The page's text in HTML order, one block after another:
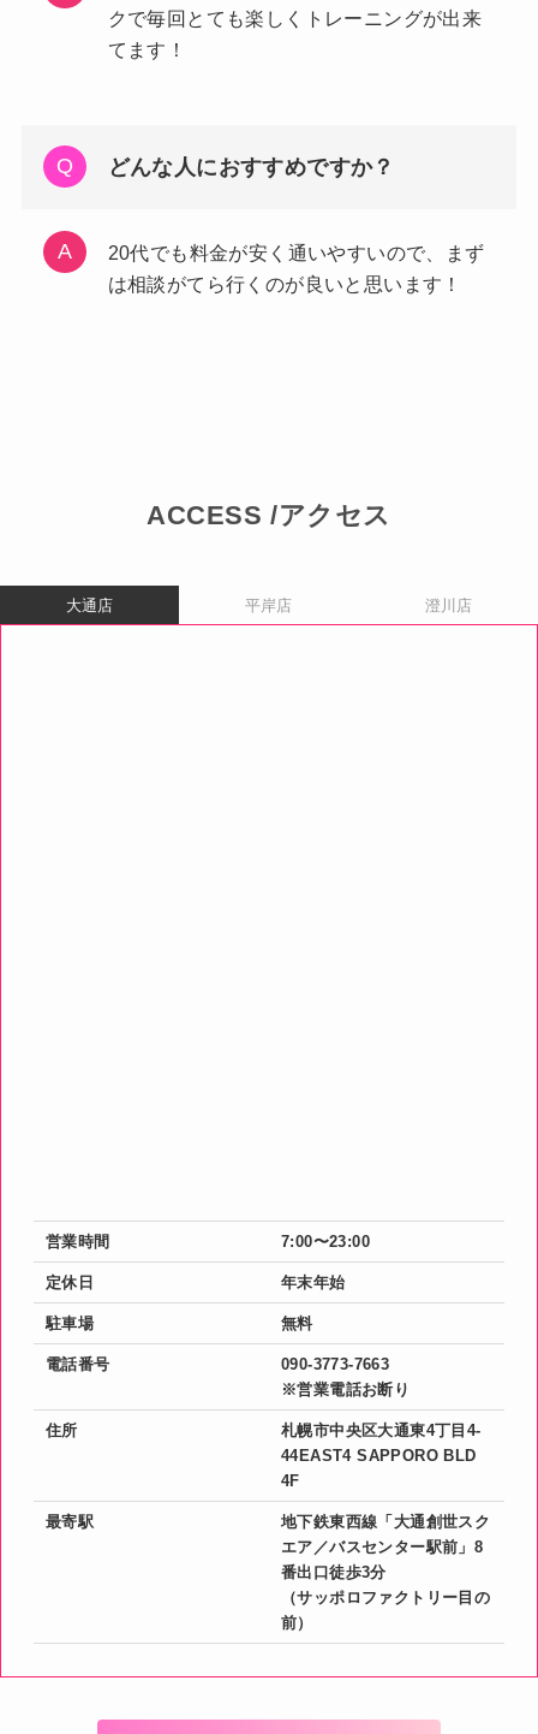
クで毎回とても楽しくトレーニングが出来
てます！
どんな人におすすめですか？
20代でも料金が安く通いやすいので、まず
は相談がてら行くのが良いと思います！
ACCESS /アクセス
大通店 平岸店 澄川店
営業時間 7:00〜23:00
定休日 年末年始
駐車場 無料
電話番号
090-3773-7663
※営業電話お断り
住所
札幌市中央区大通東4丁目4-
44EAST4 SAPPORO BLD
4F
最寄駅
地下鉄東西線「大通創世スク
エア／バスセンター駅前」8
番出口徒歩3分
（サッポロファクトリー目の
前）